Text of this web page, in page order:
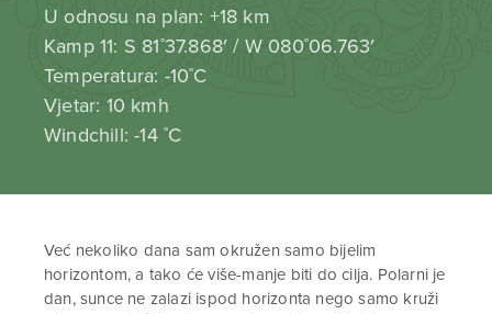
U odnosu na plan: +18 km
Kamp 11: S 81˚37.868′ / W 080˚06.763′
Temperatura: -10˚C
Vjetar: 10 kmh
Windchill: -14 ˚C
Već nekoliko dana sam okružen samo bijelim
horizontom, a tako će više-manje biti do cilja. Polarni je
dan, sunce ne zalazi ispod horizonta nego samo kruži